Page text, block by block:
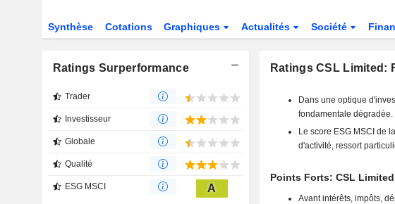
Synthèse Cotations Graphiques Actualités Société
Ratings Surperformance
Trader
Investisseur
Globale
Qualité
ESG MSCI A
Ratings CSL Limited:
Dans une optique
fondamentale dégradée.
Le score ESG MSCI de
d'activité, ressort
Points Forts: CSL Limited
Avant intérêts, impôts,